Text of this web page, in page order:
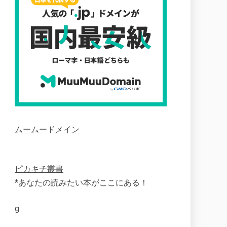
ムームードメイン
ピカキチ叢書
*あなたの読みたい本がここにある！
g: